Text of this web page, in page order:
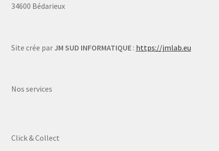
34600 Bédarieux
Site crée par JM SUD INFORMATIQUE: https://jmlab.eu
Nos services
Click & Collect